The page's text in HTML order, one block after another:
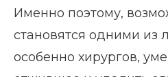
Именно поэтому,
становятся одними из
особенно хирургов,